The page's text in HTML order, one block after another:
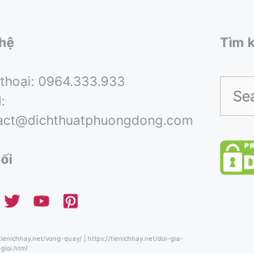
0964.333.933
vong-quay/
https://tienichhay.net/doi-gia-
Tìm
for: